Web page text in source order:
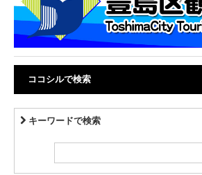
ココシルで検索
キーワードで検索